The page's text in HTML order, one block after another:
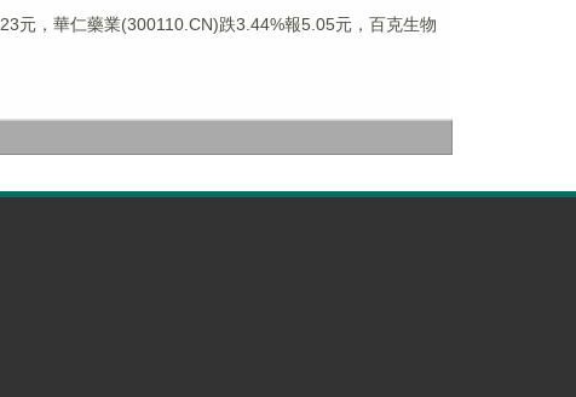
元，華仁藥業(300110.CN)跌3.44%報5.05元，百克生物